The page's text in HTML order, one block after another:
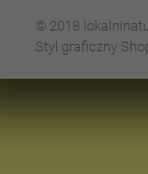
© 2018
Styl graficzny